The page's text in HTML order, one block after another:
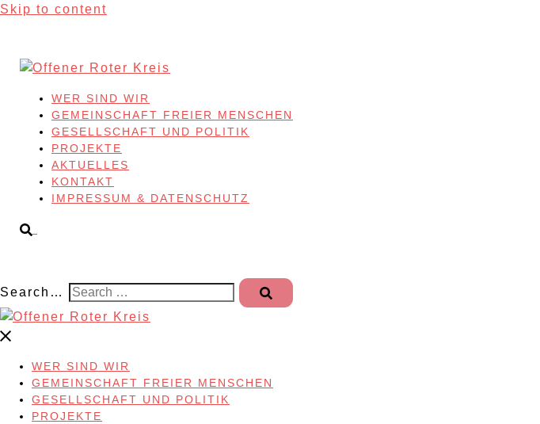
Skip to content
WER SIND WIR
GEMEINSCHAFT FREIER MENSCHEN
GESELLSCHAFT UND POLITIK
PROJEKTE
AKTUELLES
KONTAKT
IMPRESSUM & DATENSCHUTZ
Search…
WER SIND WIR
GEMEINSCHAFT FREIER MENSCHEN
GESELLSCHAFT UND POLITIK
PROJEKTE